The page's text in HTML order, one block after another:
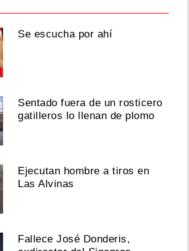
Se escucha por ahí
Sentado fuera de un rosticero
gatilleros lo llenan de plomo
Ejecutan hombre a tiros en
Las Alvinas
Fallece José Donderis,